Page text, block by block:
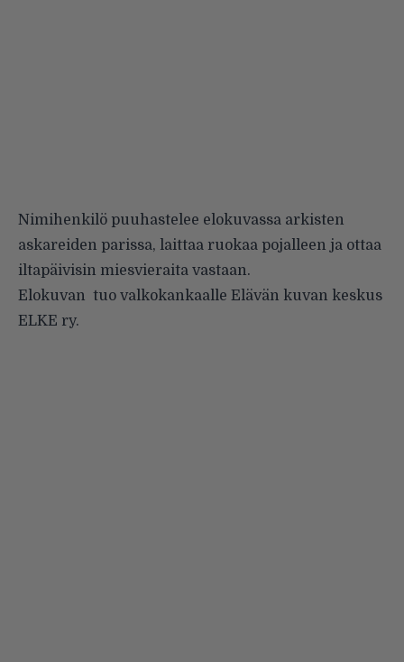
Nimihenkilö puuhastelee elokuvassa arkisten
askareiden parissa, laittaa ruokaa pojalleen ja ottaa
iltapäivisin miesvieraita vastaan.
Elokuvan tuo valkokankaalle Elävän kuvan keskus
ELKE ry.